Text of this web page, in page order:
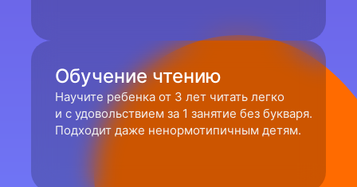
Обучение чтению
Научите ребенка от 3 лет читать легко
и с удовольствием за 1 занятие без букваря.
Подходит даже ненормотипичным детям.